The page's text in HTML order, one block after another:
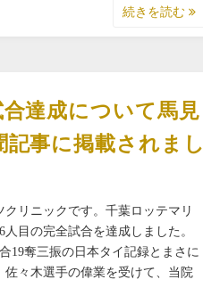
続きを読む
達成について馬見
事に掲載されまし
リニックです。千葉ロッテマリ
目の完全試合を達成しました。
19奪三振の日本タイ記録とまさに
々木選手の偉業を受けて、当院